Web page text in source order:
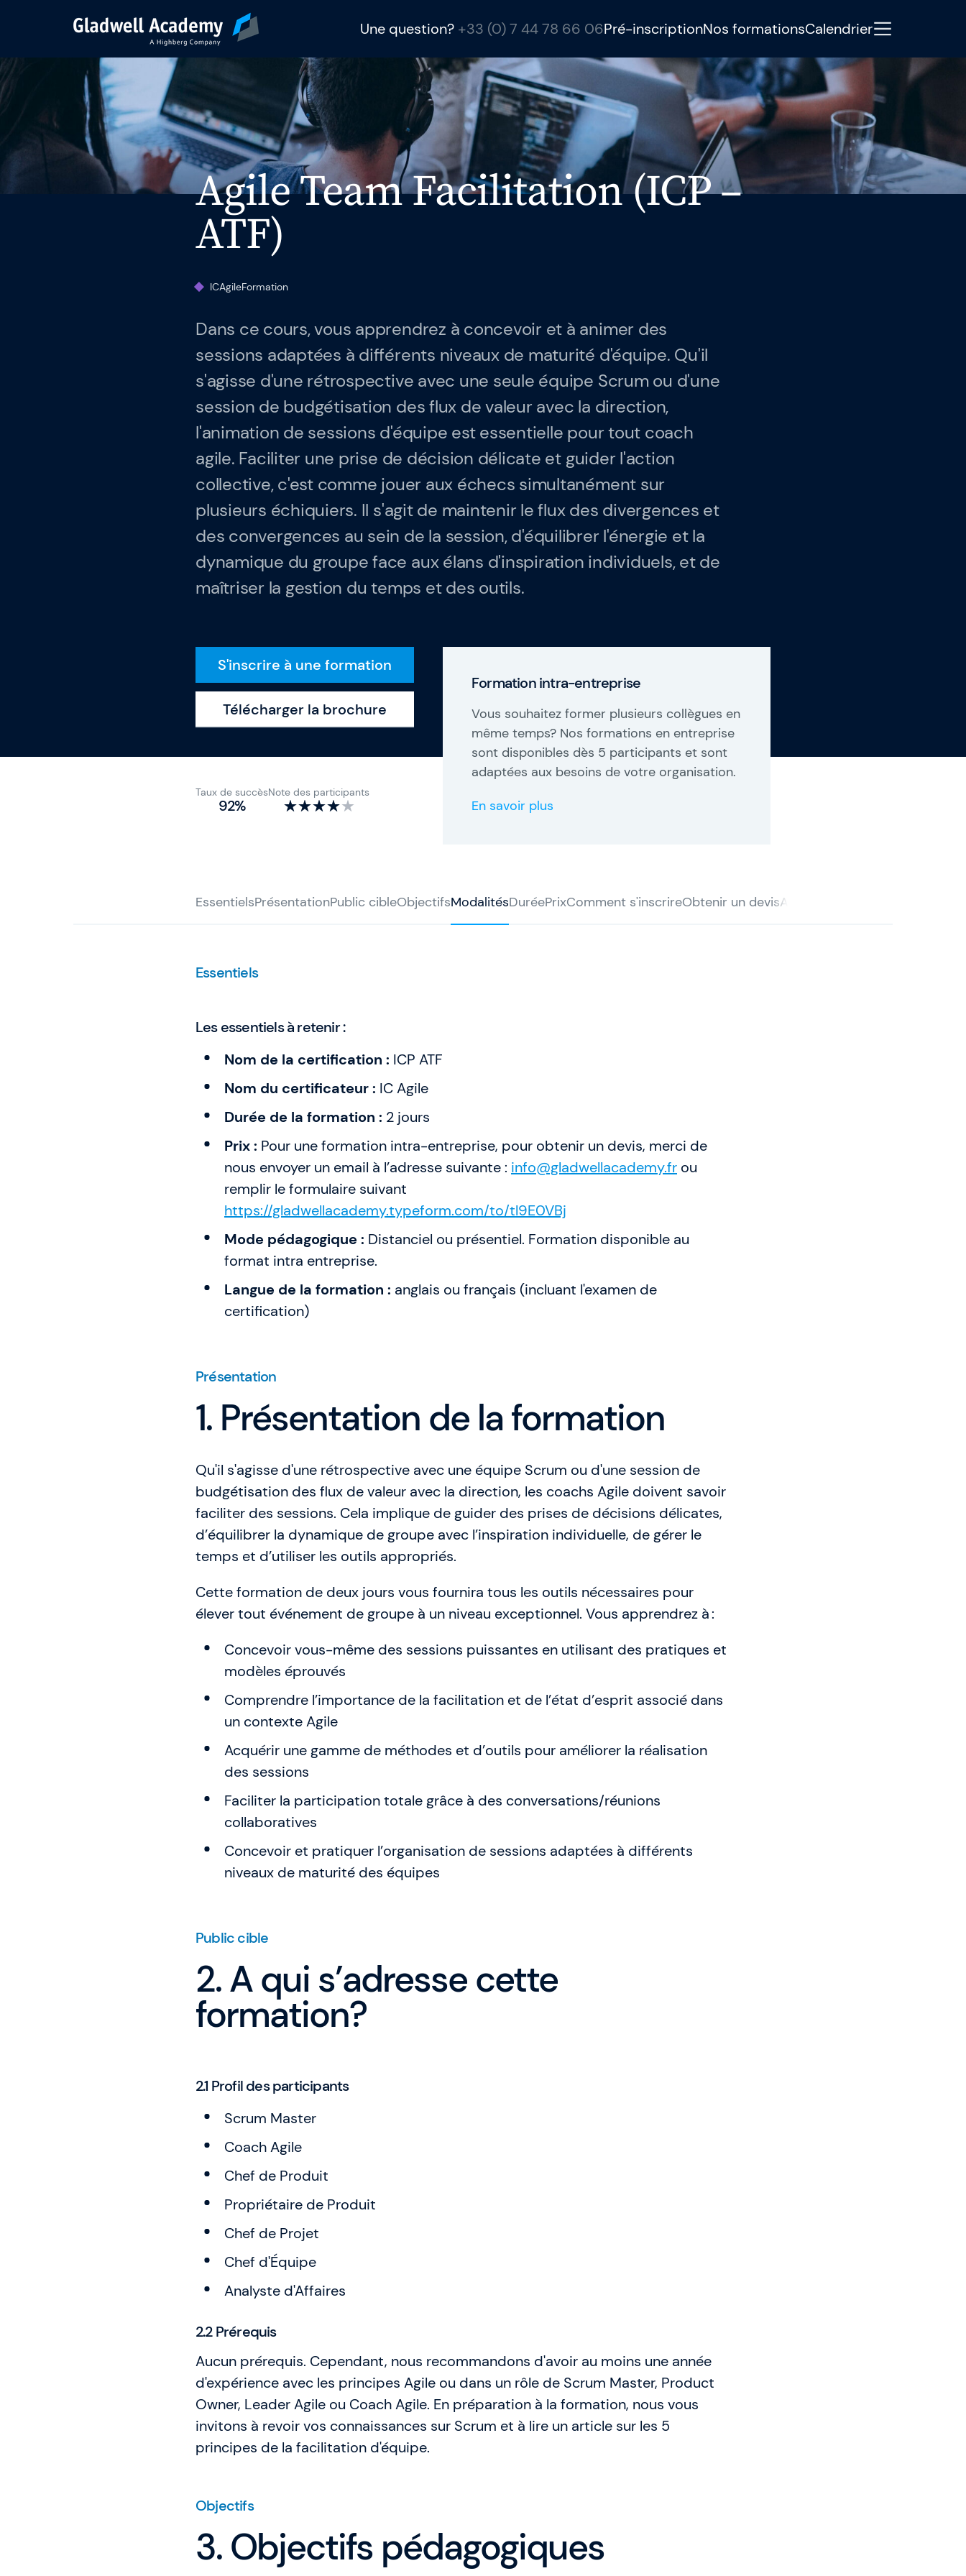
Une question? +33 (0) 7 44 78 66 06Pré-inscriptionNos formationsCalendrier
Pré-inscription
Nos Formations
Calendrier
Formations Intra-Entreprise
Formateurs
Articles & Ressources
Indicateurs de performance
Qui sommes-nous ?
Notre équipe
Gladwell Academy
Gladwell Academy accompagne les professionnels
ambitieux grâce à des formations pratiques en Agile,
SAFe et Intelligence Artificielle. À travers l’expertise, le
conseil et des leviers d’action concrets, nous aidons les
SAFe 6.0
Contactez-nous
Offres d'emploi
Devise: EUR (€)
Changer de langue
Agile Team Facilitation (ICP –
ATF)
ICAgileFormation
Dans ce cours, vous apprendrez à concevoir et à animer des
sessions adaptées à différents niveaux de maturité d'équipe. Qu'il
s'agisse d'une rétrospective avec une seule équipe Scrum ou d'une
session de budgétisation des flux de valeur avec la direction,
l'animation de sessions d'équipe est essentielle pour tout coach
agile. Faciliter une prise de décision délicate et guider l'action
collective, c'est comme jouer aux échecs simultanément sur
plusieurs échiquiers. Il s'agit de maintenir le flux des divergences et
des convergences au sein de la session, d'équilibrer l'énergie et la
dynamique du groupe face aux élans d'inspiration individuels, et de
maîtriser la gestion du temps et des outils.
S'inscrire à une formation
Télécharger la brochure
Taux de succès
92%
Note des participants
Formation intra-entreprise
Vous souhaitez former plusieurs collègues en
même temps? Nos formations en entreprise
sont disponibles dès 5 participants et sont
adaptées aux besoins de votre organisation.
En savoir plus
EssentielsPrésentationPublic cibleObjectifsModalitésDuréePrixComment s'inscrireObtenir un devisAccessibilité
Essentiels
Les essentiels à retenir :
Nom de la certification : ICP ATF
Nom du certificateur : IC Agile
Durée de la formation : 2 jours
Prix : Pour une formation intra-entreprise, pour obtenir un devis, merci de
nous envoyer un email à l’adresse suivante : info@gladwellacademy.fr ou
remplir le formulaire suivant
https://gladwellacademy.typeform.com/to/tl9E0VBj
Mode pédagogique : Distanciel ou présentiel. Formation disponible au
format intra entreprise.
Langue de la formation : anglais ou français (incluant l'examen de
certification)
Présentation
1. Présentation de la formation
Qu'il s'agisse d'une rétrospective avec une équipe Scrum ou d'une session de
budgétisation des flux de valeur avec la direction, les coachs Agile doivent savoir
faciliter des sessions. Cela implique de guider des prises de décisions délicates,
d’équilibrer la dynamique de groupe avec l’inspiration individuelle, de gérer le
temps et d’utiliser les outils appropriés.
Cette formation de deux jours vous fournira tous les outils nécessaires pour
élever tout événement de groupe à un niveau exceptionnel. Vous apprendrez à :
Concevoir vous-même des sessions puissantes en utilisant des pratiques et
modèles éprouvés
Comprendre l’importance de la facilitation et de l’état d’esprit associé dans
un contexte Agile
Acquérir une gamme de méthodes et d’outils pour améliorer la réalisation
des sessions
Faciliter la participation totale grâce à des conversations/réunions
collaboratives
Concevoir et pratiquer l’organisation de sessions adaptées à différents
niveaux de maturité des équipes
Public cible
2. A qui s’adresse cette
formation?
2.1 Profil des participants
Scrum Master
Coach Agile
Chef de Produit
Propriétaire de Produit
Chef de Projet
Chef d'Équipe
Analyste d'Affaires
2.2 Prérequis
Aucun prérequis. Cependant, nous recommandons d'avoir au moins une année
d'expérience avec les principes Agile ou dans un rôle de Scrum Master, Product
Owner, Leader Agile ou Coach Agile. En préparation à la formation, nous vous
invitons à revoir vos connaissances sur Scrum et à lire un article sur les 5
principes de la facilitation d'équipe.
Objectifs
3. Objectifs pédagogiques